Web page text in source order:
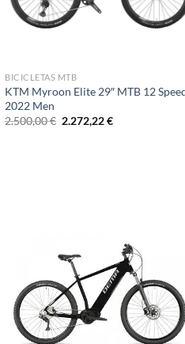
BICICLETAS MTB
KTM Myroon Elite 29″ MTB 12
2022 Men
2.500,00€ O
preço
2.272,22€O